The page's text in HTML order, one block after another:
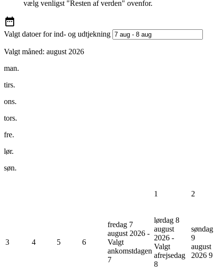
vælg venligst "Resten af verden" ovenfor.
Valgt datoer for ind- og udtjekning
Valgt måned: august 2026
man.
tirs.
ons.
tors.
fre.
lør.
søn.
1 2
3 4 5 6
fredag 7
august 2026 -
Valgt
ankomstdagen
7
lørdag 8
august
2026 -
Valgt
afrejsedag
8
søndag
9
august
2026 9